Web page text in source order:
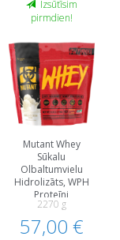
Izsūtīsim
pirmdien!
Mutant Whey
Sūkalu
Olbaltumvielu
Hidrolizāts, WPH
Proteīni
2270 g
57,00 €